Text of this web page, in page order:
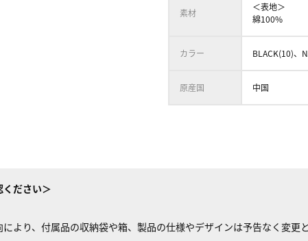
素材
＜表地＞
綿100%
カラー BLACK(10)、
原産国 中国
ください＞
により、付属品の収納袋や箱、製品の仕様やデザインは予告なく変更